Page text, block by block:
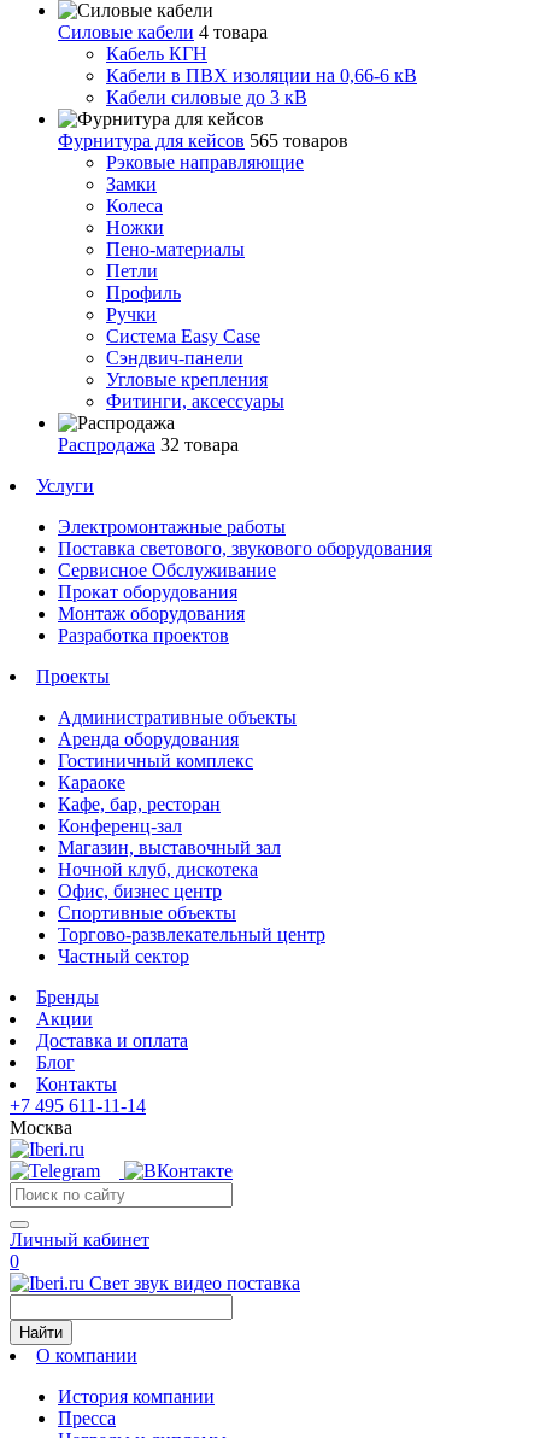
Силовые кабели 4 товара
Кабель КГН
Кабели в ПВХ изоляции на 0,66-6 кВ
Кабели силовые до 3 кВ
Фурнитура для кейсов 565 товаров
Рэковые направляющие
Замки
Колеса
Ножки
Пено-материалы
Петли
Профиль
Ручки
Система Easy Case
Сэндвич-панели
Угловые крепления
Фитинги, аксессуары
Распродажа 32 товара
Услуги
Электромонтажные работы
Поставка светового, звукового оборудования
Сервисное Обслуживание
Прокат оборудования
Монтаж оборудования
Разработка проектов
Проекты
Административные объекты
Аренда оборудования
Гостиничный комплекс
Караоке
Кафе, бар, ресторан
Конференц-зал
Магазин, выставочный зал
Ночной клуб, дискотека
Офис, бизнес центр
Спортивные объекты
Торгово-развлекательный центр
Частный сектор
Бренды
Акции
Доставка и оплата
Блог
Контакты
+7 495 611-11-14
Москва
Личный кабинет
0
Свет звук видео поставка
Найти
О компании
История компании
Пресса